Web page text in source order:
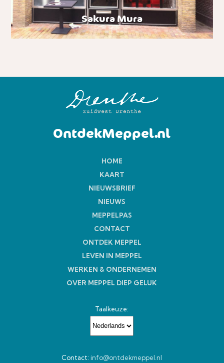
Sakura Mura
OntdekMeppel.nl
HOME
KAART
NIEUWSBRIEF
NIEUWS
MEPPELPAS
CONTACT
ONTDEK MEPPEL
LEVEN IN MEPPEL
WERKEN & ONDERNEMEN
OVER MEPPEL DIEP GELUK
Taalkeuze:
Contact:info@ontdekmeppel.nl